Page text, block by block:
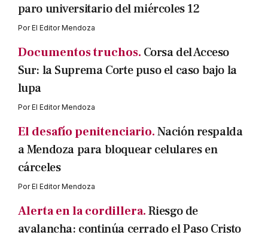
paro universitario del miércoles 12
PorEl Editor Mendoza
Documentos truchos. Corsa del Acceso
Sur: la Suprema Corte puso el caso bajo la
lupa
PorEl Editor Mendoza
El desafío penitenciario.Nación respalda
a Mendoza para bloquear celulares en
cárceles
PorEl Editor Mendoza
Alerta en la cordillera.Riesgo de
avalancha: continúa cerrado el Paso Cristo